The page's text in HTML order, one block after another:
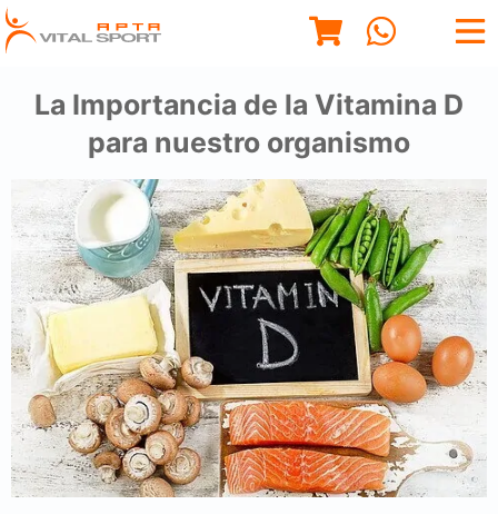
La Importancia de la Vitamina D
para nuestro organismo